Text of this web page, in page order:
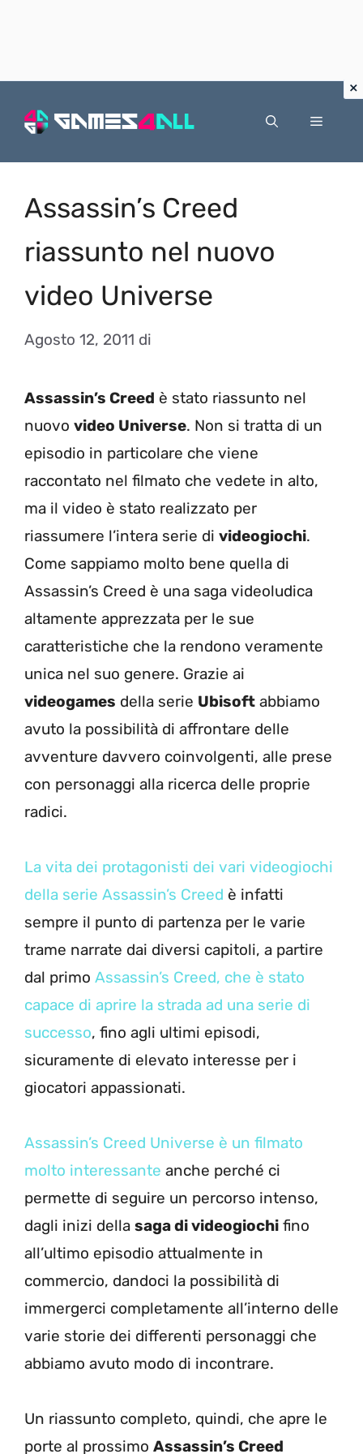
Menu
Assassin’s Creed
riassunto nel nuovo
video Universe
Agosto 12, 2011 di
Assassin’s Creed è stato riassunto nel
nuovo video Universe. Non si tratta di un
episodio in particolare che viene
raccontato nel filmato che vedete in alto,
ma il video è stato realizzato per
riassumere l’intera serie di videogiochi.
Come sappiamo molto bene quella di
Assassin’s Creed è una saga videoludica
altamente apprezzata per le sue
caratteristiche che la rendono veramente
unica nel suo genere. Grazie ai
videogames della serie Ubisoft abbiamo
avuto la possibilità di affrontare delle
avventure davvero coinvolgenti, alle prese
con personaggi alla ricerca delle proprie
radici.
La vita dei protagonisti dei vari videogiochi
della serie Assassin’s Creed è infatti
sempre il punto di partenza per le varie
trame narrate dai diversi capitoli, a partire
dal primo Assassin’s Creed, che è stato
capace di aprire la strada ad una serie di
successo, fino agli ultimi episodi,
sicuramente di elevato interesse per i
giocatori appassionati.
Assassin’s Creed Universe è un filmato
molto interessante anche perché ci
permette di seguire un percorso intenso,
dagli inizi della saga di videogiochi fino
all’ultimo episodio attualmente in
commercio, dandoci la possibilità di
immergerci completamente all’interno delle
varie storie dei differenti personaggi che
abbiamo avuto modo di incontrare.
Un riassunto completo, quindi, che apre le
porte al prossimo Assassin’s Creed